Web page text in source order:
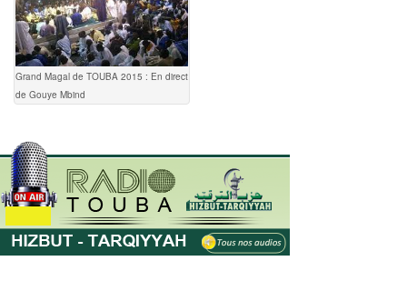
Grand Magal de TOUBA 2015 : En direct
de Gouye Mbind